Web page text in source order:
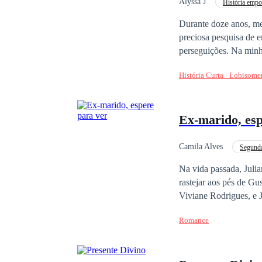
História
Durante doze anos,
preciosa pesquisa de
perseguições. Na
que roubou a fórmula
lobo que salvei
o próprio braço com
lâmina: — Deixe eu te
História Curta ·
Ex-marido,
Camila Alves
Na vida passada,
rastejar aos pés de
Viviane Rodrigues, e
renascida, Juliana
Romance